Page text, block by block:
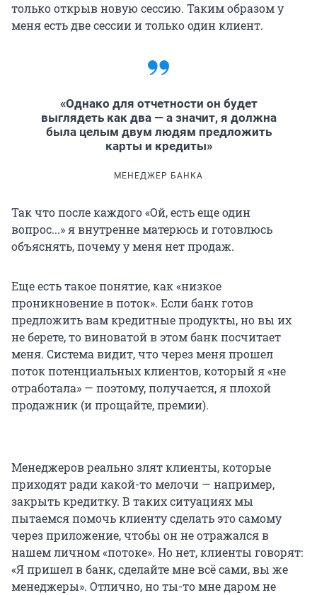
только открыв новую сессию. Таким образом у
меня есть две сессии и только один клиент.
«Однако для отчетности он будет
выглядеть как два — а значит, я должна
была целым двум людям предложить
карты и кредиты»
МЕНЕДЖЕР БАНКА
Так что после каждого «Ой, есть еще один
вопрос...» я внутренне матерюсь и готовлюсь
объяснять, почему у меня нет продаж.
Еще есть такое понятие, как «низкое
проникновение в поток». Если банк готов
предложить вам кредитные продукты, но вы их
не берете, то виноватой в этом банк посчитает
меня. Система видит, что через меня прошел
поток потенциальных клиентов, который я «не
отработала» — поэтому, получается, я плохой
продажник (и прощайте, премии).
Менеджеров реально злят клиенты, которые
приходят ради какой-то мелочи — например,
закрыть кредитку. В таких ситуациях мы
пытаемся помочь клиенту сделать это самому
через приложение, чтобы он не отражался в
нашем личном «потоке». Но нет, клиенты говорят:
«Я пришел в банк, сделайте мне всё сами, вы же
менеджеры». Отлично, но ты-то мне даром не